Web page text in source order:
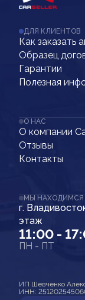
ДЛЯ КЛИЕНТОВ
Как заказать
Образец
Гарантии
Полезная
О НАС
О компании
Отзывы
Контакты
МЫ НАХОДИМСЯ
г.
этаж
11:00 -
ПН - ПТ
ИП Шевченко
ИНН: